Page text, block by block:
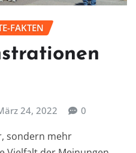
FAKTEN
24, 2022 0
sondern mehr